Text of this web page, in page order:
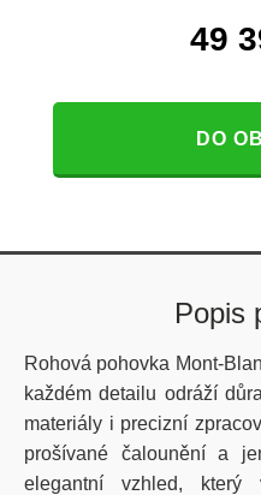
49
DO
Popis
Rohová pohovka Mont-
každém detailu odráží
materiály i precizní
prošívané čalounění a
elegantní vzhled, který